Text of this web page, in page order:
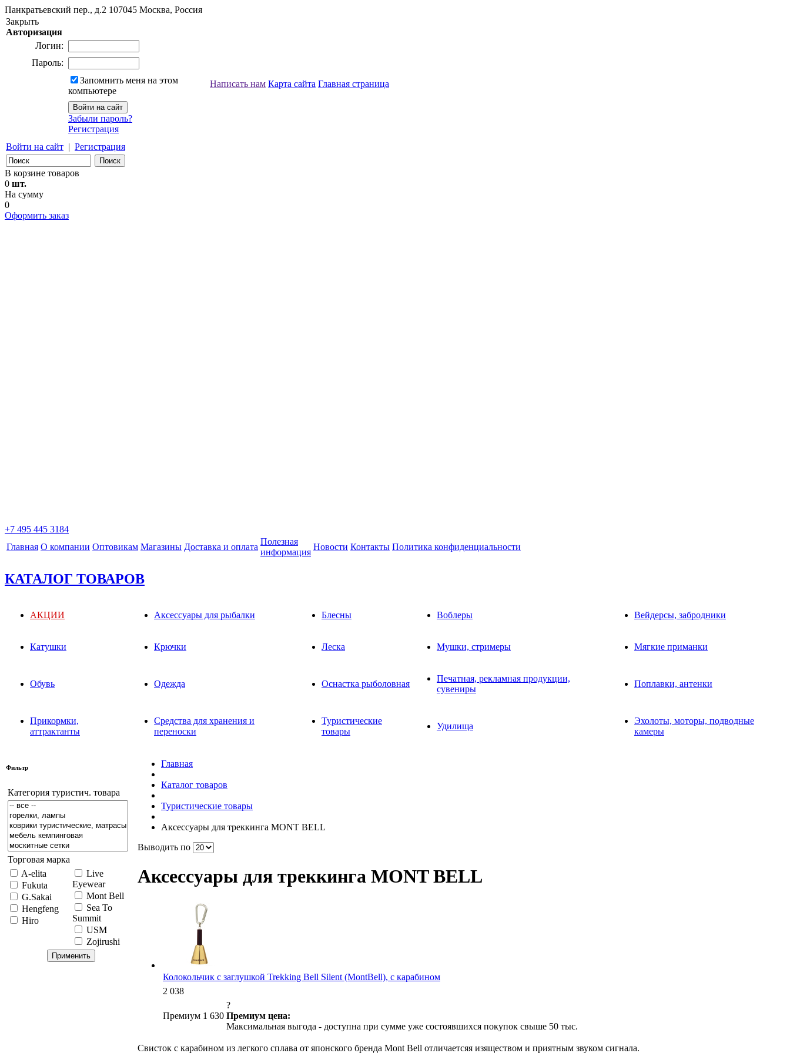
Панкратьевский пер., д.2 107045 Москва, Россия
Закрыть
Авторизация
Логин:
Пароль:
Запомнить меня на этом
компьютере
Забыли пароль?
Регистрация
Войти на сайт | Регистрация
Написать нам Карта сайта Главная страница
В корзине товаров
0 шт.
На сумму
0
Оформить заказ
+7 495 445 3184
Главная О компании Оптовикам Магазины Доставка и оплата
Полезная
информация
Новости Контакты Политика конфиденциальности
КАТАЛОГ ТОВАРОВ
АКЦИИ Аксессуары для рыбалки Блесны Воблеры Вейдерсы, забродники
Катушки Крючки Леска Мушки, стримеры Мягкие приманки
Обувь Одежда Оснастка рыболовная
Печатная, рекламная продукции,
сувениры
Поплавки, антенки
Прикормки,
аттрактанты
Средства для хранения и
переноски
Туристические
товары
Удилища
Эхолоты, моторы, подводные
камеры
Фильтр
Категория туристич. товара
Торговая марка
A-elita
Fukuta
G.Sakai
Hengfeng
Hiro
Live
Eyewear
Mont Bell
Sea To
Summit
USM
Zojirushi
Главная
Каталог товаров
Туристические товары
Аксессуары для треккинга MONT BELL
Выводить по
Аксессуары для треккинга MONT BELL
Колокольчик с заглушкой Trekking Bell Silent (MontBell), с карабином
2 038
Премиум 1 630
?
Премиум цена:
Максимальная выгода - доступна при сумме уже состоявшихся покупок свыше 50 тыс.
Свисток с карабином из легкого сплава от японского бренда Mont Bell отличаетсяя изяществом и приятным звуком сигнала.